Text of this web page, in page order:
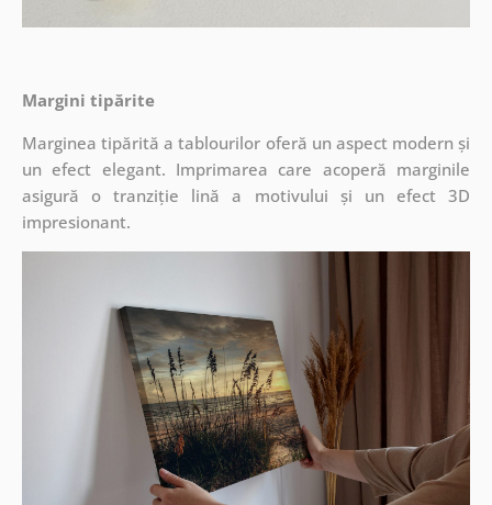
Margini tipărite
Marginea tipărită a tablourilor oferă un aspect modern și
un efect elegant. Imprimarea care acoperă marginile
asigură o tranziție lină a motivului și un efect 3D
impresionant.